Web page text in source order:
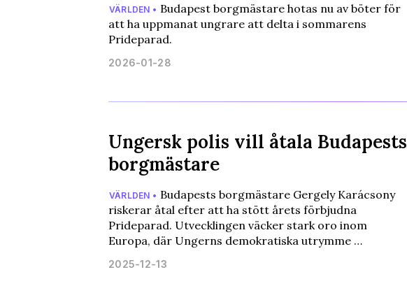
VÄRLDEN • Budapest borgmästare hotas nu av böter för
att ha uppmanat ungrare att delta i sommarens
Prideparad.
2026-01-28
Ungersk polis vill åtala Budapests
borgmästare
VÄRLDEN • Budapests borgmästare Gergely Karácsony
riskerar åtal efter att ha stött årets förbjudna
Prideparad. Utvecklingen väcker stark oro inom
Europa, där Ungerns demokratiska utrymme …
2025-12-13